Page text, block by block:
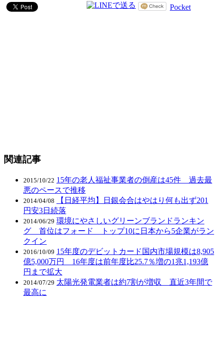
Pocket
関連記事
2015/10/22 15年の老人福祉事業者の倒産は45件 過去最
悪のペースで推移
2014/04/08
【日経平均】日銀会合はやはり何も出ず201
円安3日続落
2014/06/29 環境にやさしいグリーンブランドランキン
グ 首位はフォード トップ10に日本から5企業がラン
クイン
2016/10/09 15年度のデビットカード国内市場規模は8,905
億5,000万円 16年度は前年度比25.7％増の1兆1,193億
円まで拡大
2014/07/29 太陽光発電業者は約7割が増収 直近3年間で
最高に